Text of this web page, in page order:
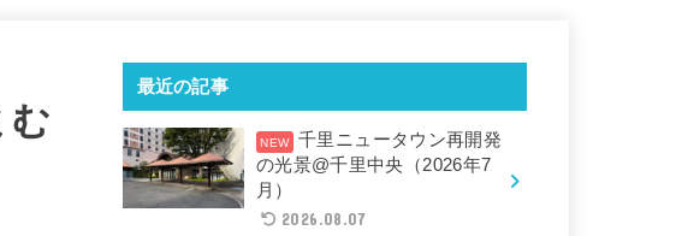
む
最近の記事
千里ニュータウン再開発
の光景@千里中央（2026年7
月）
2026.08.07